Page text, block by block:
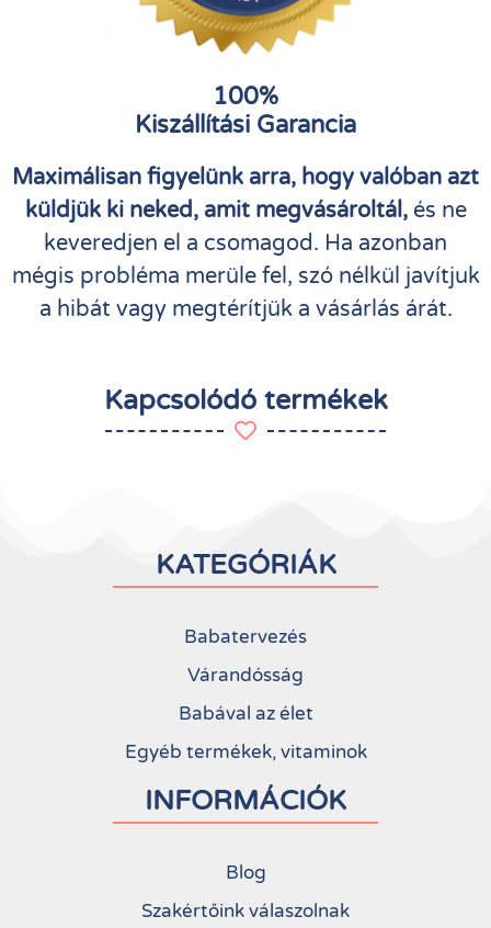
100%
Kiszállítási Garancia
Maximálisan figyelünk arra, hogy valóban azt
küldjük ki neked, amit megvásároltál, és ne
keveredjen el a csomagod. Ha azonban
mégis probléma merüle fel, szó nélkül javítjuk
a hibát vagy megtérítjük a vásárlás árát.
Kapcsolódó termékek
KATEGÓRIÁK
Babatervezés
Várandósság
Babával az élet
Egyéb termékek, vitaminok
INFORMÁCIÓK
Blog
Szakértőink válaszolnak